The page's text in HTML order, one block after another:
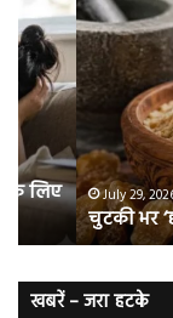
भर
‘हींग’
के
ये
जादुई
फायदे
आपको
कर
हैरान
July 29, 2026
चुटकी भर ‘हींग’
खबरें – जरा हटके